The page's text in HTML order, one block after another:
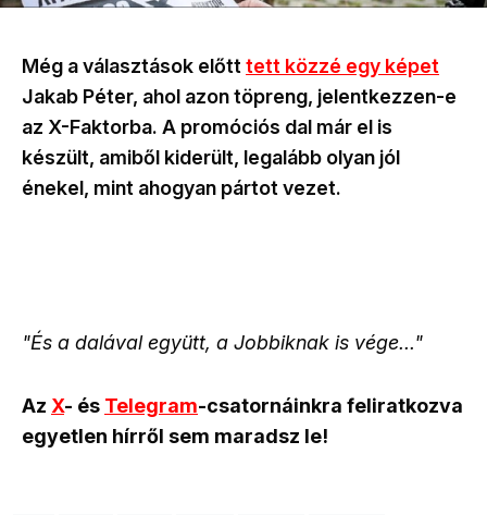
Még a választások előtttett közzé egy képet
Jakab Péter, ahol azon töpreng, jelentkezzen-e
az X-Faktorba. A promóciós dal már el is
készült, amiből kiderült, legalább olyan jól
énekel, mint ahogyan pártot vezet.
"És a dalával együtt, a Jobbiknak is vége..."
Az X- és Telegram-csatornáinkra feliratkozva
egyetlen hírről sem maradsz le!